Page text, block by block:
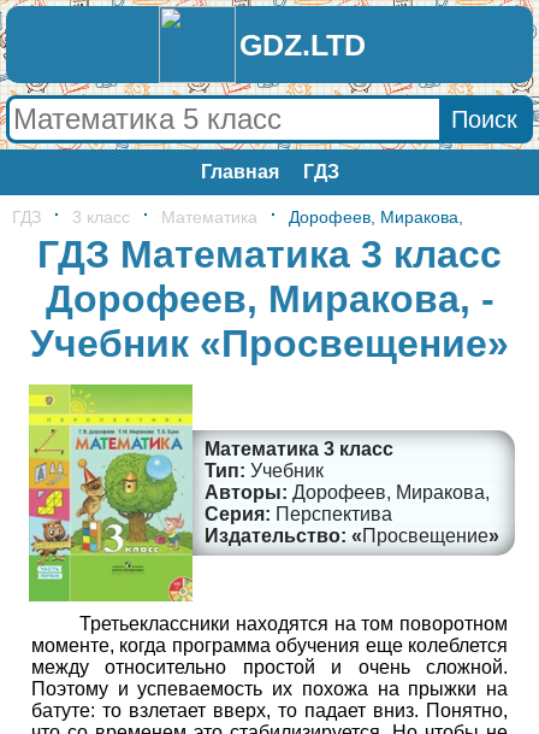
GDZ.LTD
Главная ГДЗ
ГДЗ 3 класс Математика Дорофеев, Миракова,
ГДЗ Математика 3 класс
Дорофеев, Миракова, -
Учебник «Просвещение»
Математика 3 класс
Учебник
Дорофеев, Миракова,
Перспектива
Просвещение
Третьеклассники находятся на том поворотном
моменте, когда программа обучения еще колеблется
между относительно простой и очень сложной.
Поэтому и успеваемость их похожа на прыжки на
батуте: то взлетает вверх, то падает вниз. Понятно,